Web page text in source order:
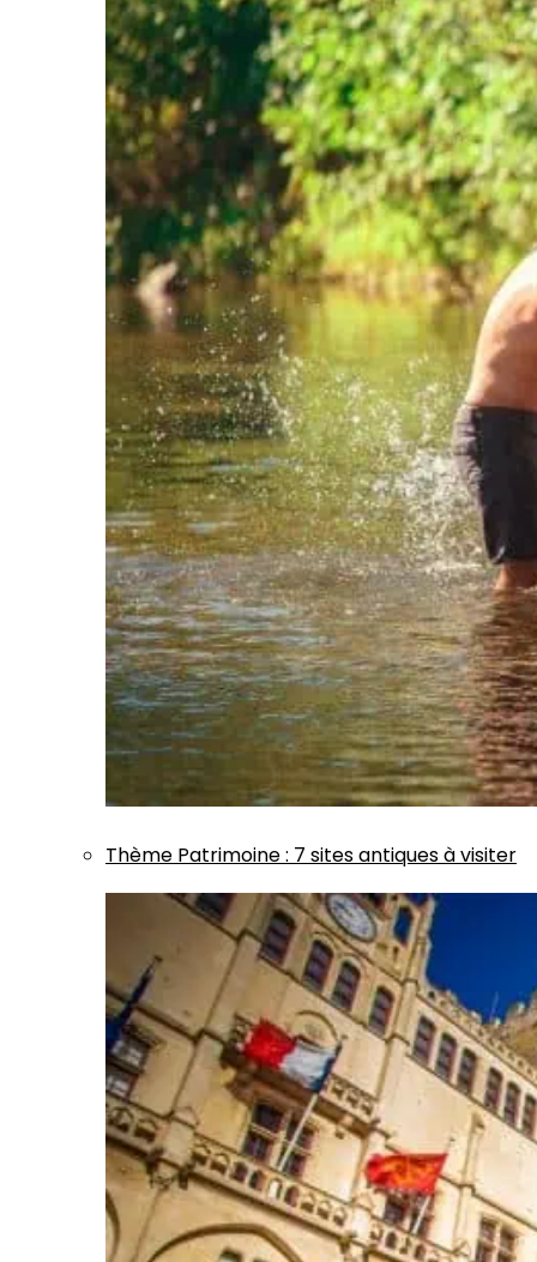
Thème Patrimoine: 7 sites antiques à visiter